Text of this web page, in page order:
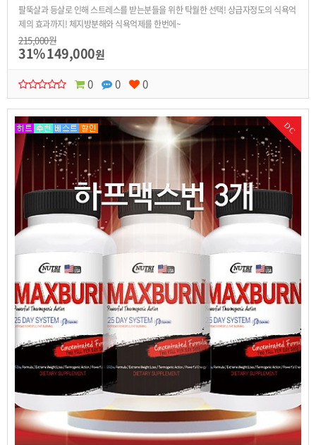
팔뚝살과 등살로 인해 스트레스를 받는분들을 위한 탁월한 선택! 상급자정도의 식욕억
제의 효과까지! 체지방분해와 식욕억제를 한번에~
215,000원
31%149,000원
0
0 0
DC